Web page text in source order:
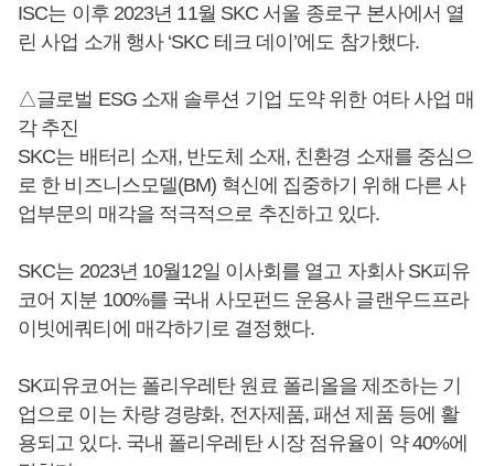
ISC는 이후 2023년 11월 SKC 서울 종로구 본사에서 열
린 사업 소개 행사 ‘SKC 테크 데이’에도 참가했다.
△글로벌 ESG 소재 솔루션 기업 도약 위한 여타 사업 매
각 추진
SKC는 배터리 소재, 반도체 소재, 친환경 소재를 중심으
로 한 비즈니스모델(BM) 혁신에 집중하기 위해 다른 사
업부문의 매각을 적극적으로 추진하고 있다.
SKC는 2023년 10월12일 이사회를 열고 자회사 SK피유
코어 지분 100%를 국내 사모펀드 운용사 글랜우드프라
이빗에쿼티에 매각하기로 결정했다.
SK피유코어는 폴리우레탄 원료 폴리올을 제조하는 기
업으로 이는 차량 경량화, 전자제품, 패션 제품 등에 활
용되고 있다. 국내 폴리우레탄 시장 점유율이 약 40%에